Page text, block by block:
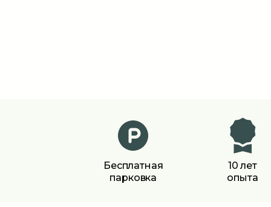
Бесплатная
парковка
10 лет
опыта